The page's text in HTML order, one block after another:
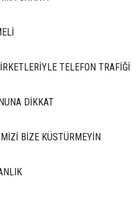
TELEFON TRAFİĞİ
DİKKAT
BİZE KÜSTÜRMEYİN